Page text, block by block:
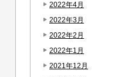
2022年4月
2022年3月
2022年2月
2022年1月
2021年12月